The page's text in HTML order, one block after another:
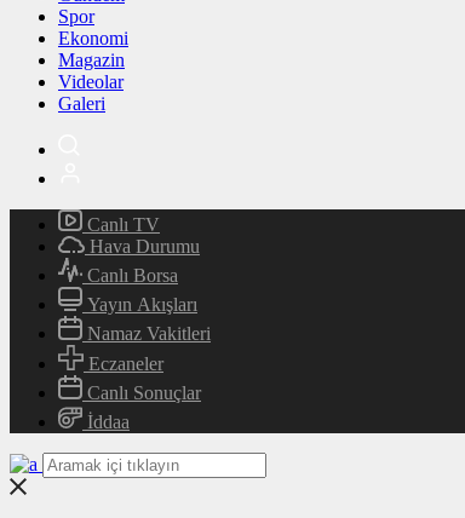
Spor
Ekonomi
Magazin
Videolar
Galeri
Canlı TV
Hava Durumu
Canlı Borsa
Yayın Akışları
Namaz Vakitleri
Eczaneler
Canlı Sonuçlar
İddaa